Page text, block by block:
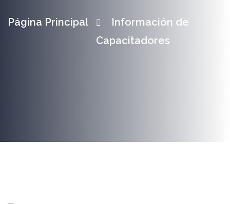
Página Principal
Información de
Capacitadores